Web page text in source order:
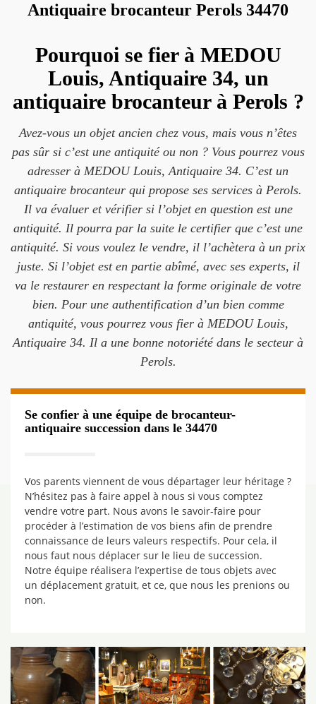
Antiquaire brocanteur Perols 34470
Pourquoi se fier à MEDOU
Louis, Antiquaire 34, un
antiquaire brocanteur à Perols ?
Avez-vous un objet ancien chez vous, mais vous n’êtes
pas sûr si c’est une antiquité ou non ? Vous pourrez vous
adresser à MEDOU Louis, Antiquaire 34. C’est un
antiquaire brocanteur qui propose ses services à Perols.
Il va évaluer et vérifier si l’objet en question est une
antiquité. Il pourra par la suite le certifier que c’est une
antiquité. Si vous voulez le vendre, il l’achètera à un prix
juste. Si l’objet est en partie abîmé, avec ses experts, il
va le restaurer en respectant la forme originale de votre
bien. Pour une authentification d’un bien comme
antiquité, vous pourrez vous fier à MEDOU Louis,
Antiquaire 34. Il a une bonne notoriété dans le secteur à
Perols.
Se confier à une équipe de brocanteur-
antiquaire succession dans le 34470
Vos parents viennent de vous départager leur héritage ?
N’hésitez pas à faire appel à nous si vous comptez
vendre votre part. Nous avons le savoir-faire pour
procéder à l’estimation de vos biens afin de prendre
connaissance de leurs valeurs respectifs. Pour cela, il
nous faut nous déplacer sur le lieu de succession.
Notre équipe réalisera l’expertise de tous objets avec
un déplacement gratuit, et ce, que nous les prenions ou
non.